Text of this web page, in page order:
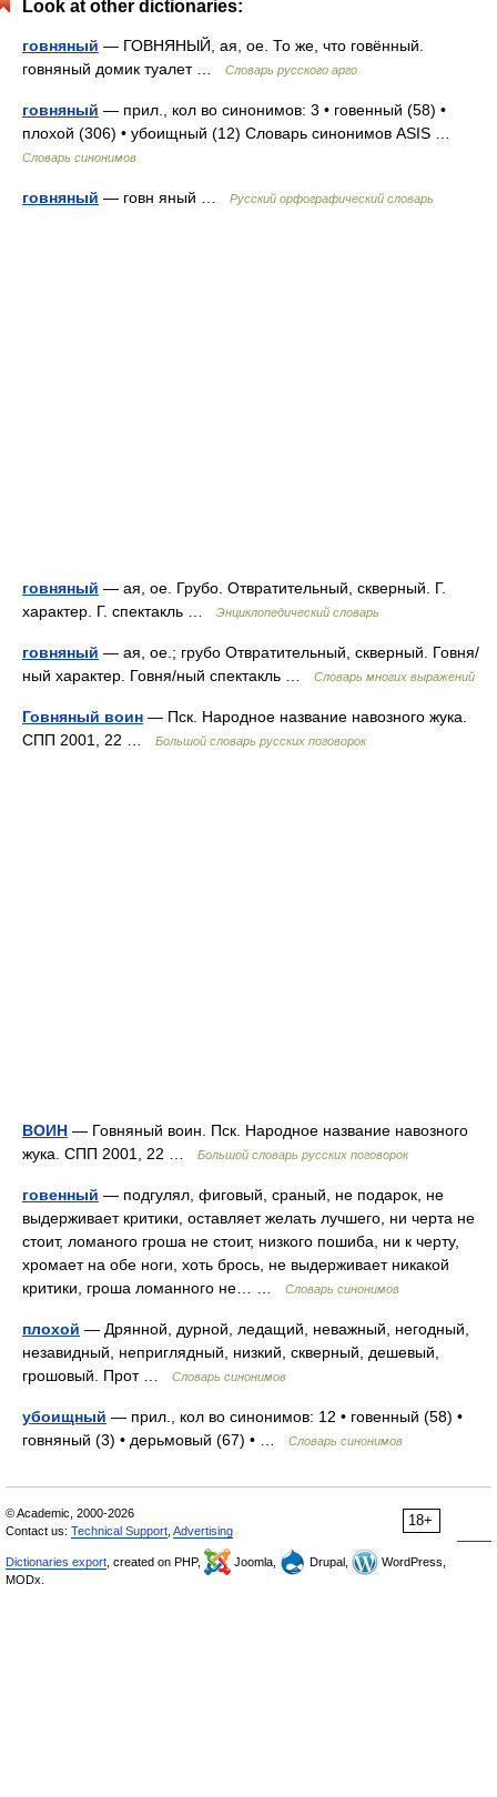
Look at other dictionaries:
говняный — ГОВНЯНЫЙ, ая, ое. То же, что говённый.
говняный домик туалет …
Словарь русского арго
говняный — прил., кол во синонимов: 3 • говенный (58) •
плохой (306) • убоищный (12) Словарь синонимов ASIS …
Словарь синонимов
говняный — говн яный … Русский орфографический словарь
говняный — ая, ое. Грубо. Отвратительный, скверный. Г.
характер. Г. спектакль …
Энциклопедический словарь
говняный — ая, ое.; грубо Отвратительный, скверный. Говня/
ный характер. Говня/ный спектакль …
Словарь многих выражений
Говняный воин — Пск. Народное название навозного жука.
СПП 2001, 22 …
Большой словарь русских поговорок
ВОИН — Говняный воин. Пск. Народное название навозного
жука. СПП 2001, 22 …
Большой словарь русских поговорок
говенный — подгулял, фиговый, сраный, не подарок, не
выдерживает критики, оставляет желать лучшего, ни черта не
стоит, ломаного гроша не стоит, низкого пошиба, ни к черту,
хромает на обе ноги, хоть брось, не выдерживает никакой
критики, гроша ломанного не… …
Словарь синонимов
плохой — Дрянной, дурной, ледащий, неважный, негодный,
незавидный, неприглядный, низкий, скверный, дешевый,
грошовый. Прот …
Словарь синонимов
убоищный — прил., кол во синонимов: 12 • говенный (58) •
говняный (3) • дерьмовый (67) • …
Словарь синонимов
18+
© Academic, 2000-2026
Contact us: Technical Support Advertising
Dictionaries export , created on PHP, Joomla, Drupal,
WordPress,
MODx.